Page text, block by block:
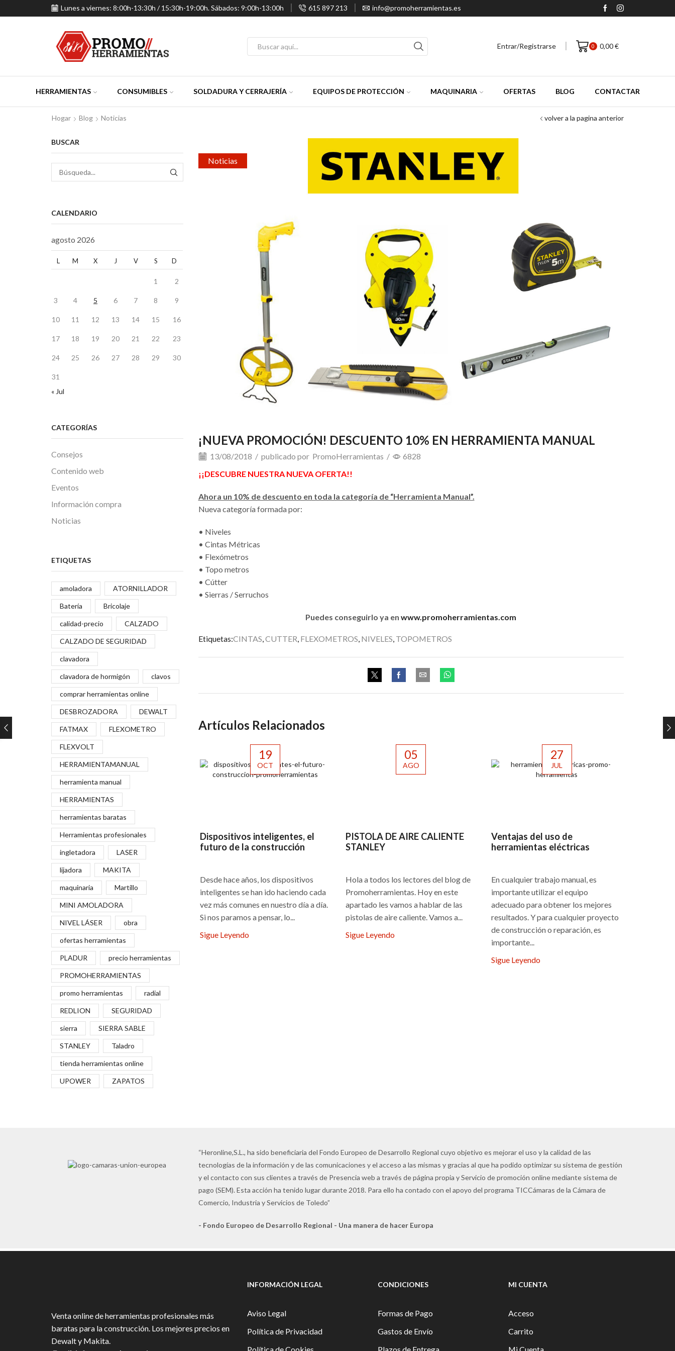
Lunes a viernes: 8:00h-13:30h / 15:30h-19:00h. Sábados: 9:00h-13:00h 615 897 213 info@promoherramientas.es
Entrar/Registrarse 0 0,00€
HERRAMIENTAS CONSUMIBLES SOLDADURA Y CERRAJERÍA EQUIPOS DE PROTECCIÓN MAQUINARIA OFERTAS BLOG CONTACTAR
volver a la pagina anterior
Hogar Blog Noticias
Noticias
¡NUEVA PROMOCIÓN! DESCUENTO 10% EN HERRAMIENTA MANUAL
13/08/2018 / publicado por PromoHerramientas /
6828
¡¡DESCUBRE NUESTRA NUEVA OFERTA!!
Ahora un 10% de descuento en toda la categoría de “Herramienta Manual”.
Nueva categoría formada por:
• Niveles
• Cintas Métricas
• Flexómetros
• Topo metros
• Cútter
• Sierras / Serruchos
Puedes conseguirlo ya enwww.promoherramientas.com
Etiquetas:CINTAS,CUTTER, FLEXOMETROS, NIVELES, TOPOMETROS
Artículos Relacionados
19
OCT
Dispositivos inteligentes, el
futuro de la construcción
Desde hace años, los dispositivos
inteligentes se han ido haciendo cada
vez más comunes en nuestro día a día.
Si nos paramos a pensar, lo...
Sigue Leyendo
05
AGO
PISTOLA DE AIRE CALIENTE
STANLEY
Hola a todos los lectores del blog de
Promoherramientas. Hoy en este
apartado les vamos a hablar de las
pistolas de aire caliente. Vamos a...
Sigue Leyendo
27
JUL
Ventajas del uso de
herramientas eléctricas
En cualquier trabajo manual, es
importante utilizar el equipo
adecuado para obtener los mejores
resultados. Y para cualquier proyecto
de construcción o reparación, es
importante...
Sigue Leyendo
BUSCAR
BÚSQUEDA
CALENDARIO
agosto 2026
L M X J V S D
1 2
3 4 5 6 7 8 9
10 11 12 13 14 15 16
17 18 19 20 21 22 23
24 25 26 27 28 29 30
31
« Jul
CATEGORÍAS
Consejos
Contenido web
Eventos
Información compra
Noticias
ETIQUETAS
amoladora ATORNILLADOR
Batería Bricolaje
calidad-precio CALZADO
CALZADO DE SEGURIDAD
clavadora
clavadora de hormigón clavos
comprar herramientas online
DESBROZADORA DEWALT
FATMAX FLEXOMETRO
FLEXVOLT
HERRAMIENTAMANUAL
herramienta manual
HERRAMIENTAS
herramientas baratas
Herramientas profesionales
ingletadora LASER
lijadora MAKITA
maquinaria Martillo
MINI AMOLADORA
NIVEL LÁSER obra
ofertas herramientas
PLADUR precio herramientas
PROMOHERRAMIENTAS
promo herramientas radial
REDLION SEGURIDAD
sierra SIERRA SABLE
STANLEY Taladro
tienda herramientas online
UPOWER ZAPATOS
“Heronline,S.L., ha sido beneficiaria del Fondo Europeo de Desarrollo Regional cuyo objetivo es mejorar el uso y la calidad de las
tecnologías de la información y de las comunicaciones y el acceso a las mismas y gracias al que ha podido optimizar su sistema de gestión
y el contacto con sus clientes a través de Presencia web a través de página propia y Servicio de promoción online mediante sistema de
pago (SEM). Esta acción ha tenido lugar durante 2018. Para ello ha contado con el apoyo del programa TICCámaras de la Cámara de
Comercio, Industria y Servicios de Toledo”
- Fondo Europeo de Desarrollo Regional - Una manera de hacer Europa
Venta online de herramientas profesionales más
baratas para la construcción. Los mejores precios en
Dewalt y Makita.
INFORMACIÓN LEGAL
Aviso Legal
Política de Privacidad
CONDICIONES
Formas de Pago
Gastos de Envío
MI CUENTA
Acceso
Carrito